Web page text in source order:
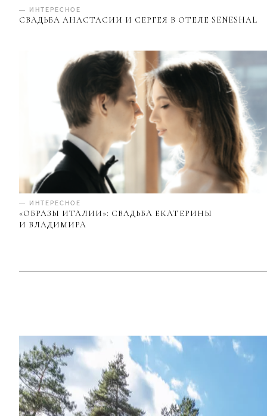
— ИНТЕРЕСНОЕ
СВАДЬБА АНАСТАСИИ И СЕРГЕЯ В ОТЕЛЕ SENESHAL
— ИНТЕРЕСНОЕ
«ОБРАЗЫ ИТАЛИИ»: СВАДЬБА ЕКАТЕРИНЫ
И ВЛАДИМИРА